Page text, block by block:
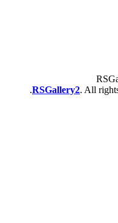
RSGallery2. All